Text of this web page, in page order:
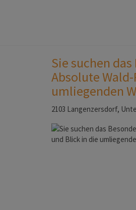
Sie suchen
Absolute
umliegenden
2103 Langenzersdorf,